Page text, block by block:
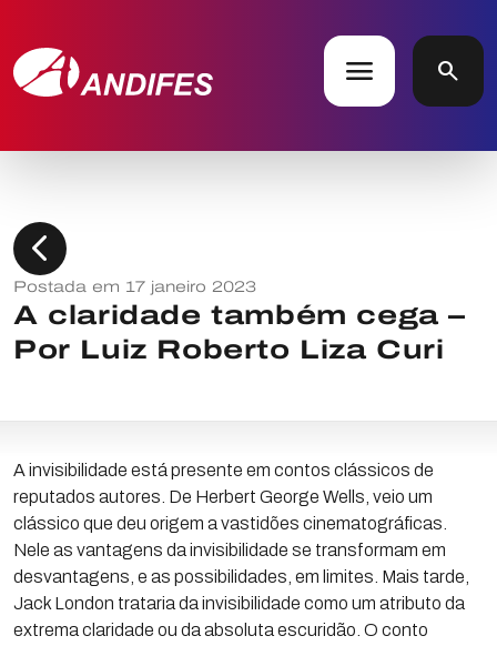
menu search
chevron_left
Postada em 17 janeiro 2023
A claridade também cega –
Por Luiz Roberto Liza Curi
A invisibilidade está presente em contos clássicos de
reputados autores. De Herbert George Wells, veio um
clássico que deu origem a vastidões cinematográficas.
Nele as vantagens da invisibilidade se transformam em
desvantagens, e as possibilidades, em limites. Mais tarde,
Jack London trataria da invisibilidade como um atributo da
extrema claridade ou da absoluta escuridão. O conto